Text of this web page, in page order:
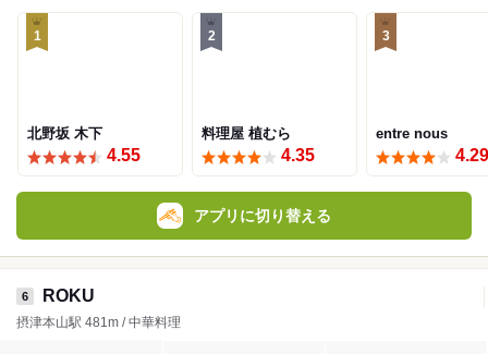
1
北野坂 木下
4.55
2
料理屋 植むら
4.35
3
entre nous
4.29
アプリに切り替える
6 ROKU
摂津本山駅 481m / 中華料理